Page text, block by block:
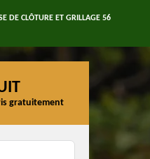
DE CLÔTURE ET GRILLAGE 56
gratuitement